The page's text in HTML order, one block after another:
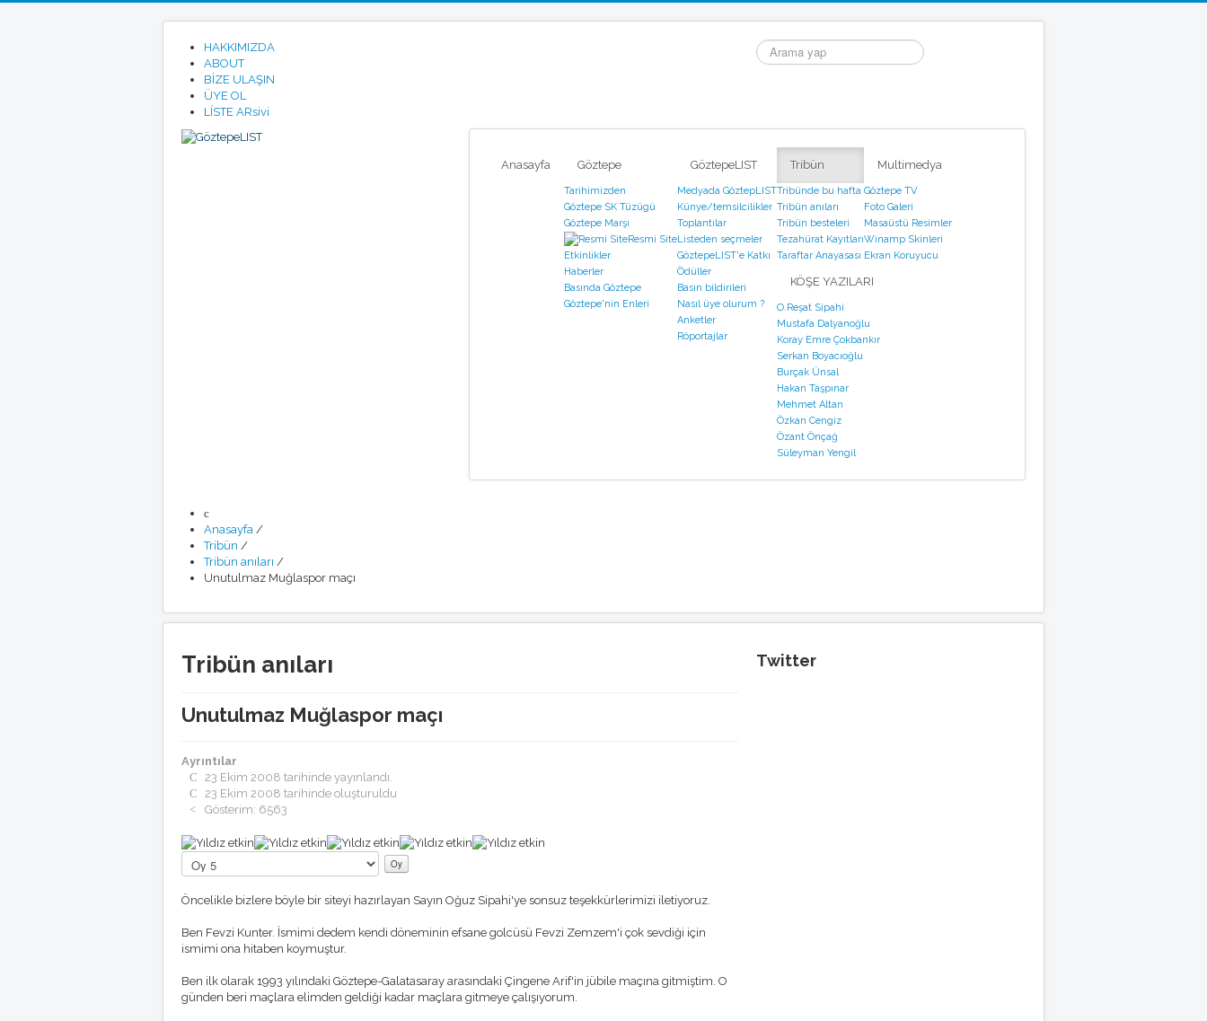
HAKKIMIZDA
ABOUT
BİZE ULAŞIN
ÜYE OL
LÍSTE ARsivi
arama...
Anasayfa Göztepe
Tarihimizden
Göztepe SK Tüzügü
Göztepe Marşı
Resmi Site
Etkinlikler
Haberler
Basında Göztepe
Göztepe'nin Enleri
GöztepeLIST
Medyada GöztepLIST
Künye/temsilcilikler
Toplantılar
Listeden seçmeler
GöztepeLIST'e Katkı
Ödüller
Basın bildirileri
Nasıl üye olurum ?
Anketler
Röportajlar
Tribün
Tribünde bu hafta
Tribün anıları
Tribün besteleri
Tezahürat Kayıtları
Taraftar Anayasası
Multimedya
Göztepe TV
Foto Galeri
Masaüstü Resimler
Winamp Skinleri
Ekran Koruyucu
KÖŞE YAZILARI
O.Reşat Sipahi
Mustafa Dalyanoğlu
Koray Emre Çokbankır
Serkan Boyacıoğlu
Burçak Ünsal
Hakan Taşpınar
Mehmet Altan
Özkan Cengiz
Özant Önçağ
Süleyman Yengil
Anasayfa /
Tribün /
Tribün anıları /
Unutulmaz Muğlaspor maçı
Tribün anıları
Unutulmaz Muğlaspor maçı
Ayrıntılar
23 Ekim 2008 tarihinde yayınlandı.
23 Ekim 2008 tarihinde oluşturuldu
Gösterim: 6563
Kullanıcı
Oyu:
Lütfen
oylayın
Öncelikle bizlere böyle bir siteyi hazırlayan Sayın Oğuz Sipahi'ye sonsuz teşekkürlerimizi iletiyoruz.
Ben Fevzi Kunter. İsmimi dedem kendi döneminin efsane golcüsü Fevzi Zemzem'i çok sevdiği için
ismimi ona hitaben koymuştur.
Ben ilk olarak 1993 yılındaki Göztepe-Galatasaray arasındaki Çingene Arif'in jübile maçına gitmiştim. O
günden beri maçlara elimden geldiği kadar maçlara gitmeye çalışıyorum.
Twitter